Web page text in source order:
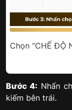
Chọn “CHẾ ĐỘ
Bước 4: Nhấn
kiếm bên trái.